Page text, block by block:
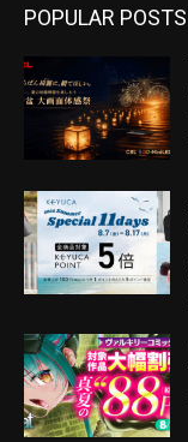
POPULAR POSTS